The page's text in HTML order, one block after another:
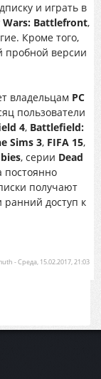
и играть в
Wars: Battlefront,
Кроме того,
пробной версии
владельцам PC
пользователи
4, Battlefield:
Sims 3, FIFA 15,
, серии Dead
постоянно
получают
ранний доступ к
-Среда, 15.02.2017, 21:03